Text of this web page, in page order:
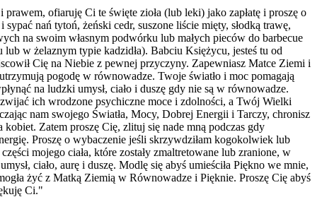
ofiaruję Ci te święte zioła (lub leki) jako zapłatę i proszę o
nań tytoń, żeński cedr, suszone liście mięty, słodką trawę,
na swoim własnym podwórku lub małych pieców do barbecue
w żelaznym typie kadzidła). Babciu Księżycu, jesteś tu od
Cię na Niebie z pewnej przyczyny. Zapewniasz Matce Ziemi i
pogodę w równowadze. Twoje światło i moc pomagają
na ludzki umysł, ciało i duszę gdy nie są w równowadze.
ich wrodzone psychiczne moce i zdolności, a Twój Wielki
nam swojego Światła, Mocy, Dobrej Energii i Tarczy, chronisz
Zatem proszę Cię, zlituj się nade mną podczas gdy
Proszę o wybaczenie jeśli skrzywdziłam kogokolwiek lub
mojego ciała, które zostały zmaltretowane lub zranione, w
ciało, aurę i duszę. Modlę się abyś umieściła Piękno we mnie,
żyć z Matką Ziemią w Równowadze i Pięknie. Proszę Cię abyś
Ci."